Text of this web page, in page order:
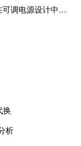
可调电源设计中的
换
析